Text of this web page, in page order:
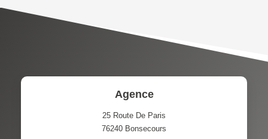
TAUX DE PROPRIÉTAIRES
PART DES MÉNAGES SANS
DISTANCE DE L'AÉROPORT :
Agence
25 Route De Paris
76240 Bonsecours